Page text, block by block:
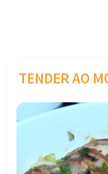
TENDER AO